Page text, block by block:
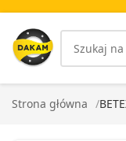
Strona główna